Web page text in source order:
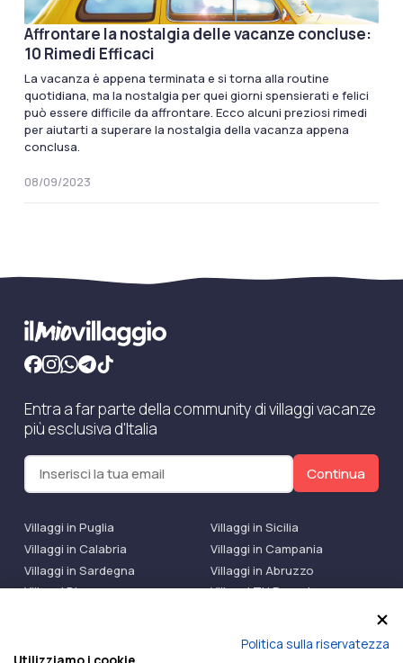
Affrontare la nostalgia delle vacanze concluse:
10 Rimedi Efficaci
La vacanza è appena terminata e si torna alla routine
quotidiana, ma la nostalgia per quei giorni spensierati e felici
può essere difficile da affrontare. Ecco alcuni preziosi rimedi
per aiutarti a superare la nostalgia della vacanza appena
conclusa.
08/09/2023
Entra a far parte della community di villaggi vacanze
più esclusiva d'Italia
Continua
Villaggi in Puglia
Villaggi in Sicilia
Villaggi in Calabria
Villaggi in Campania
Villaggi in Sardegna
Villaggi in Abruzzo
Villaggi Bluserena
Villaggi TH Resort
Politica sulla riservatezza